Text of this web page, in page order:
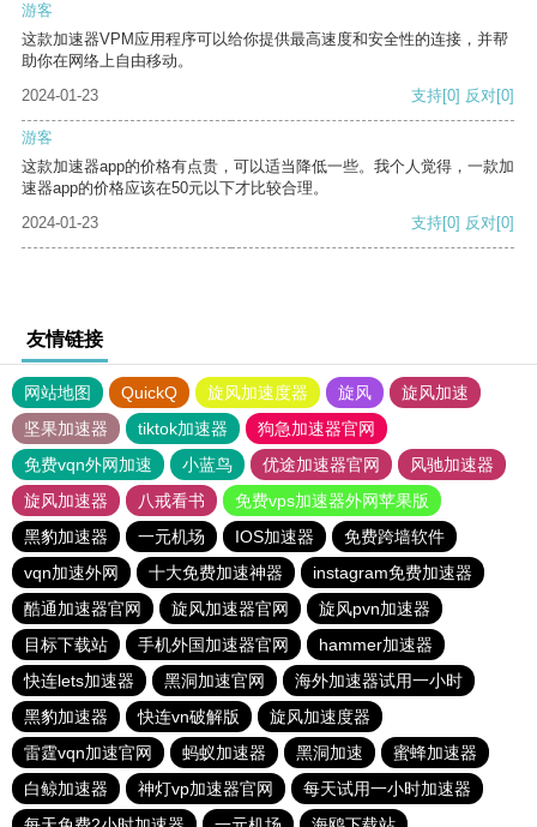
游客
这款加速器VPM应用程序可以给你提供最高速度和安全性的连接，并帮
助你在网络上自由移动。
2024-01-23
支持[0] 反对[0]
游客
这款加速器app的价格有点贵，可以适当降低一些。我个人觉得，一款加
速器app的价格应该在50元以下才比较合理。
2024-01-23
支持[0] 反对[0]
友情链接
网站地图 QuickQ 旋风加速度器 旋风
旋风加速
坚果加速器
tiktok加速器
狗急加速器官网
免费vqn外网加速
小蓝鸟 优途加速器官网
风驰加速器
旋风加速器
八戒看书
免费vps加速器外网苹果版
黑豹加速器
一元机场 IOS加速器
免费跨墙软件
vqn加速外网
十大免费加速神器
instagram免费加速器
酷通加速器官网
旋风加速器官网
旋风pvn加速器
目标下载站
手机外国加速器官网
hammer加速器
快连lets加速器
黑洞加速官网
海外加速器试用一小时
黑豹加速器
快连vn破解版
旋风加速度器
雷霆vqn加速官网
蚂蚁加速器 黑洞加速
蜜蜂加速器
白鲸加速器
神灯vp加速器官网
每天试用一小时加速器